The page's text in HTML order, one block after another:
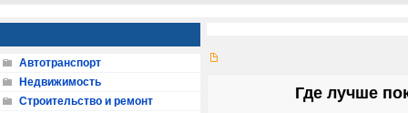
Где лучше
Автотранспорт
Недвижимость
Строительство и ремонт